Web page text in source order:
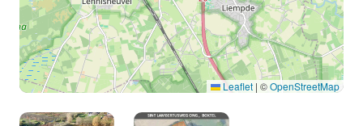
Leaflet | ©OpenStreetMap